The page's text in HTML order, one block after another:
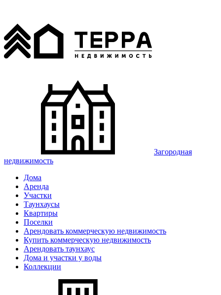
Загородная
недвижимость
Дома
Аренда
Участки
Таунхаусы
Квартиры
Поселки
Арендовать коммерческую недвижимость
Купить коммерческую недвижимость
Арендовать таунхаус
Дома и участки у воды
Коллекции